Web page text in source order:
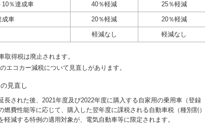
10％達成車 40％軽減 25％軽減
成車 20％軽減 20％軽減
軽減なし 軽減なし
得税は廃止されます。
コカー減税について見直しがあります。
見直し
された後、2021年度及び2022年度に購入する自家用の乗用車（登録
費性能等に応じて、購入した翌年度に課税される自動車税（種別割）
減する特例の適用対象が、電気自動車等に限定されます。